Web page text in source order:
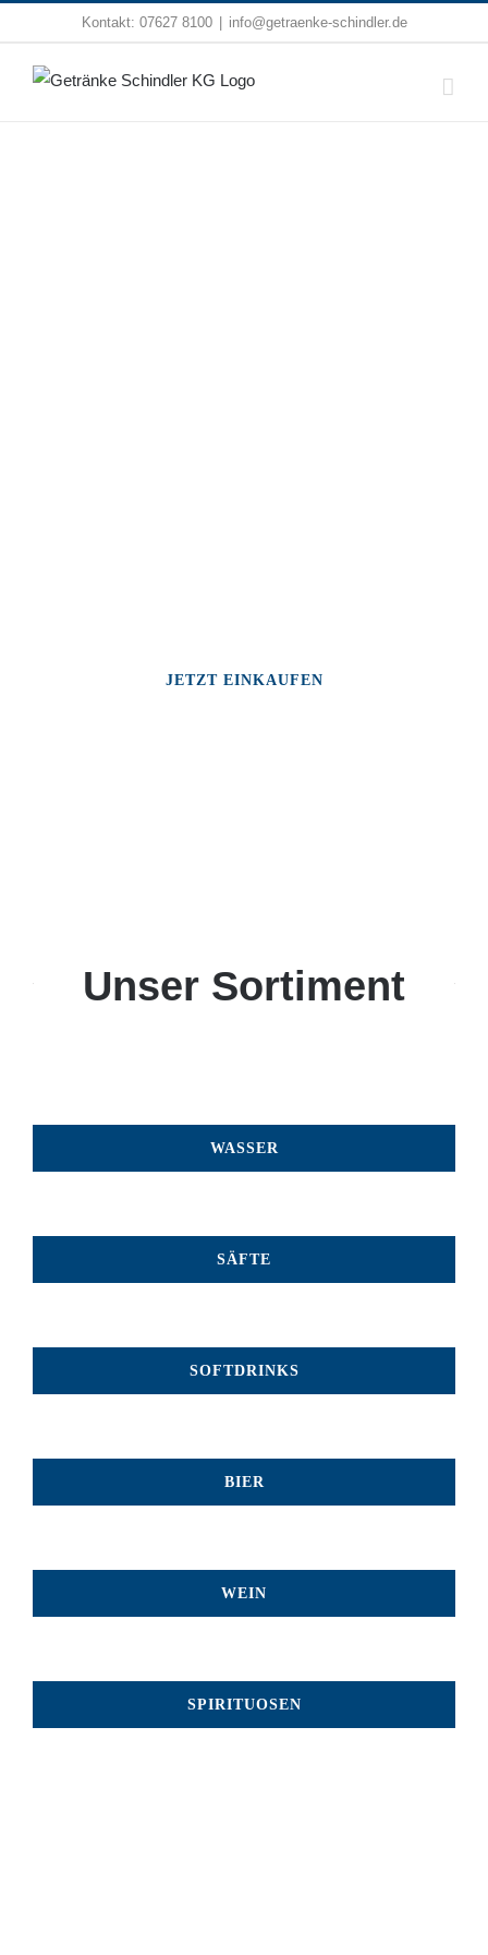
springen
Kontakt: 07627 8100 info@getraenke-schindler.de
JETZT EINKAUFEN
Unser Sortiment
WASSER
SÄFTE
SOFTDRINKS
BIER
WEIN
SPIRITUOSEN